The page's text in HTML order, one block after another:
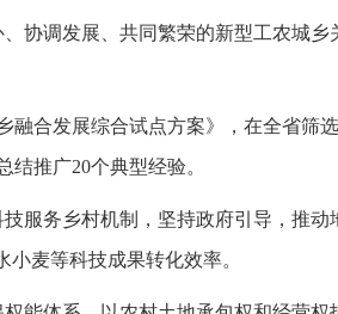
协调发展、共同繁荣的新型工农城乡
融合发展综合试点方案》，在全省筛
结推广20个典型经验。
服务乡村机制，坚持政府引导，推动
麦等科技成果转化效率。